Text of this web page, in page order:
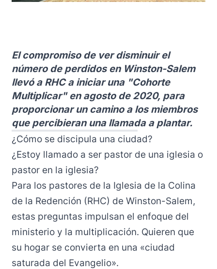
El compromiso de ver disminuir el
número de perdidos en Winston-Salem
llevó a RHC a iniciar una "Cohorte
Multiplicar" en agosto de 2020, para
proporcionar un camino a los miembros
que percibieran una llamada a plantar.
¿Cómo se discipula una ciudad?
¿Estoy llamado a ser pastor de una iglesia o
pastor en la iglesia?
Para los pastores de la Iglesia de la Colina
de la Redención (RHC) de Winston-Salem,
estas preguntas impulsan el enfoque del
ministerio y la multiplicación. Quieren que
su hogar se convierta en una «ciudad
saturada del Evangelio».